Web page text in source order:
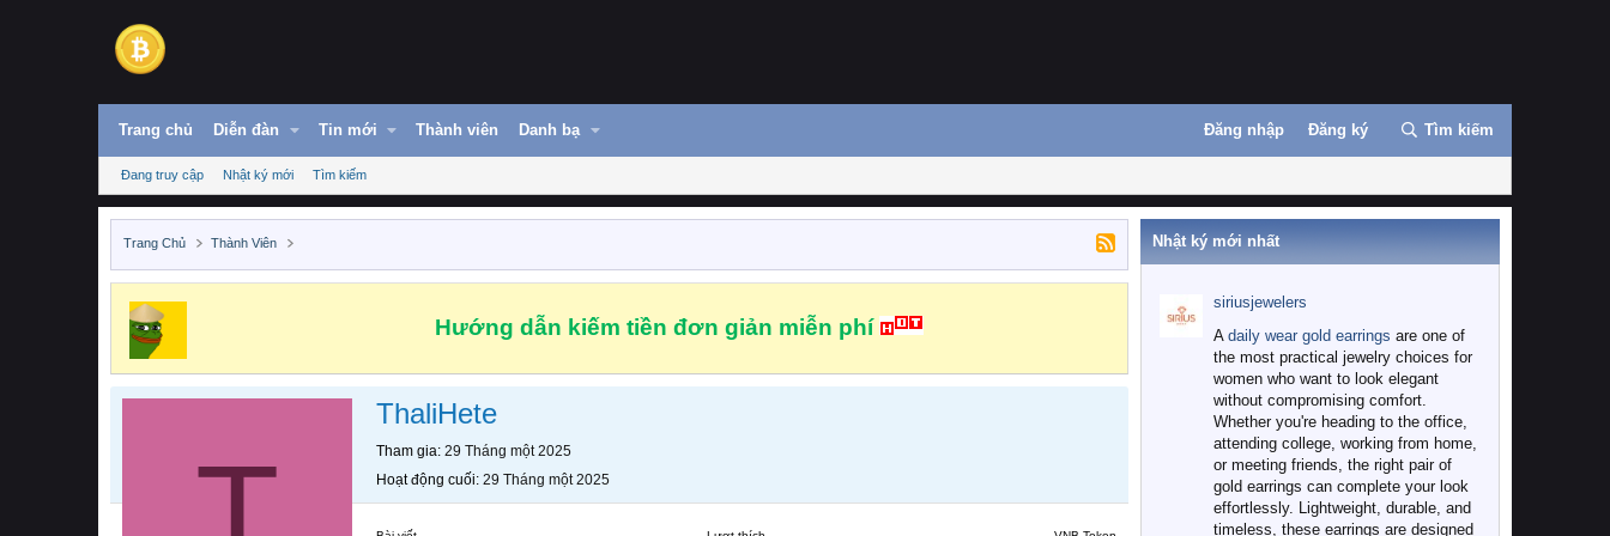
Trang chủ Diễn đàn Tin mới Thành viên Danh bạ Đăng nhập Đăng ký Tìm kiếm
Đang truy cập Nhật ký mới Tìm kiếm
Trang Chủ Thành Viên
Hướng dẫn kiếm tiền đơn giản miễn phí
ThaliHete
Tham gia 29 Tháng một 2025
Hoạt động cuối 29 Tháng một 2025
Nhật ký mới nhất
siriusjewelers
A daily wear gold earrings are one of
the most practical jewelry choices for
women who want to look elegant
without compromising comfort.
Whether you're heading to the office,
attending college, working from home,
or meeting friends, the right pair of
gold earrings can complete your look
effortlessly. Lightweight, durable, and
timeless, these earrings are designed